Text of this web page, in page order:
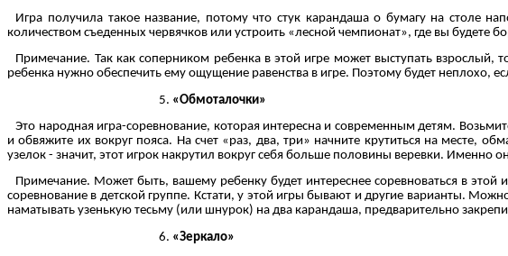
Игра получила такое название, потому что стук карандаша о бумагу на столе
количеством съеденных червячков или устроить «лесной чемпионат», где вы будете
Примечание. Так как соперником ребенка в этой игре может выступать
ребенка нужно обеспечить ему ощущение равенства в игре. Поэтому будет неплохо,
«Обмоталочки»
Это народная игра-соревнование, которая интересна и современным детям.
и обвяжите их вокруг пояса. На счет «раз, два, три» начните крутиться на месте,
узелок - значит, этот игрок накрутил вокруг себя больше половины веревки. Именно
Примечание. Может быть, вашему ребенку будет интереснее соревноваться в этой
соревнование в детской группе. Кстати, у этой игры бывают и другие варианты.
наматывать узенькую тесьму (или шнурок) на два карандаша, предварительно
«Зеркало»